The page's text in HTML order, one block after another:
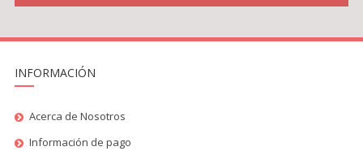
INFORMACIÓN
Acerca de Nosotros
Información de pago